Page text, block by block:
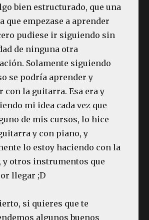
bien estructurado, que una
que empezase a aprender
pudiese ir siguiendo sin
de ninguna otra
Solamente siguiendo
se podría aprender y
con la guitarra. Esa era y
mi idea cada vez que
de mis cursos, lo hice
y con piano, y
lo estoy haciendo con la
y otros instrumentos que
llegar ;D
si quieres que te
algunos buenos